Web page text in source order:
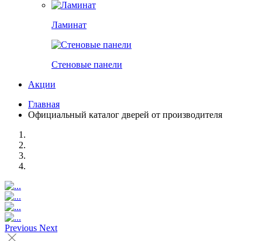
Ламинат
Стеновые панели
Акции
Главная
Официальный каталог дверей от производителя
Previous Next